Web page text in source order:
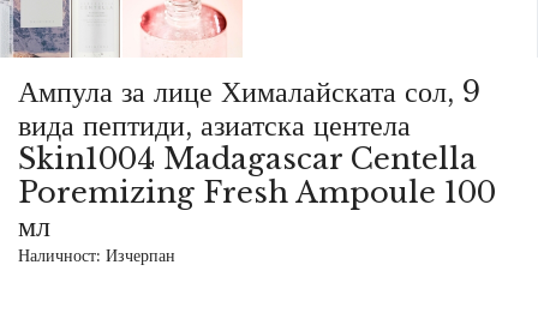
Ампула за лице Хималайската сол, 9
вида пептиди, азиатска центела
Skin1004 Madagascar Centella
Poremizing Fresh Ampoule 100
мл
Наличност: Изчерпан